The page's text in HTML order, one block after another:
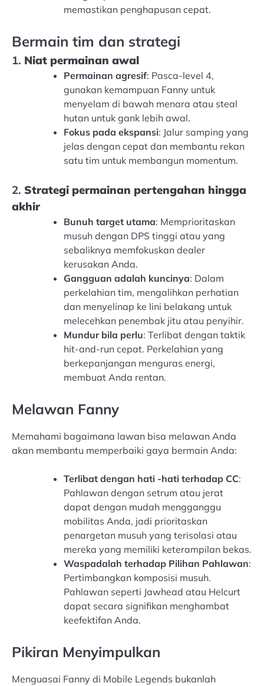
memastikan penghapusan cepat.
Bermain tim dan strategi
1. Niat permainan awal
Permainan agresif: Pasca-level 4,
gunakan kemampuan Fanny untuk
menyelam di bawah menara atau steal
hutan untuk gank lebih awal.
Fokus pada ekspansi: Jalur samping yang
jelas dengan cepat dan membantu rekan
satu tim untuk membangun momentum.
2. Strategi permainan pertengahan hingga
akhir
Bunuh target utama: Memprioritaskan
musuh dengan DPS tinggi atau yang
sebaliknya memfokuskan dealer
kerusakan Anda.
Gangguan adalah kuncinya: Dalam
perkelahian tim, mengalihkan perhatian
dan menyelinap ke lini belakang untuk
melecehkan penembak jitu atau penyihir.
Mundur bila perlu: Terlibat dengan taktik
hit-and-run cepat. Perkelahian yang
berkepanjangan menguras energi,
membuat Anda rentan.
Melawan Fanny
Memahami bagaimana lawan bisa melawan Anda
akan membantu memperbaiki gaya bermain Anda:
Terlibat dengan hati -hati terhadap CC:
Pahlawan dengan setrum atau jerat
dapat dengan mudah mengganggu
mobilitas Anda, jadi prioritaskan
penargetan musuh yang terisolasi atau
mereka yang memiliki keterampilan bekas.
Waspadalah terhadap Pilihan Pahlawan:
Pertimbangkan komposisi musuh.
Pahlawan seperti Jawhead atau Helcurt
dapat secara signifikan menghambat
keefektifan Anda.
Pikiran Menyimpulkan
Menguasai Fanny di Mobile Legends bukanlah